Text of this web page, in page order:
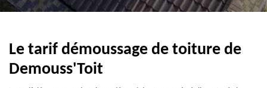
Le tarif démoussage de toiture de
Demouss'Toit